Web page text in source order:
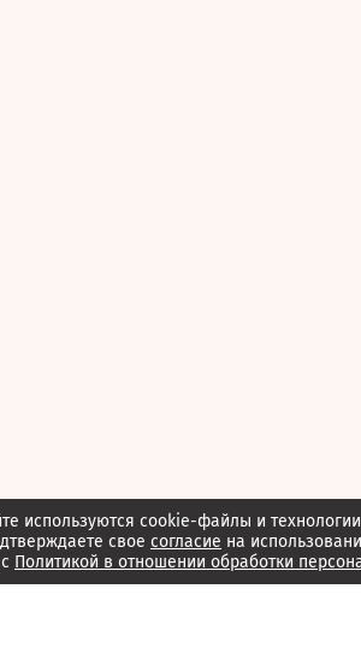
используются cookie-файлы и
свое согласие на
Политикой в отношении обработки